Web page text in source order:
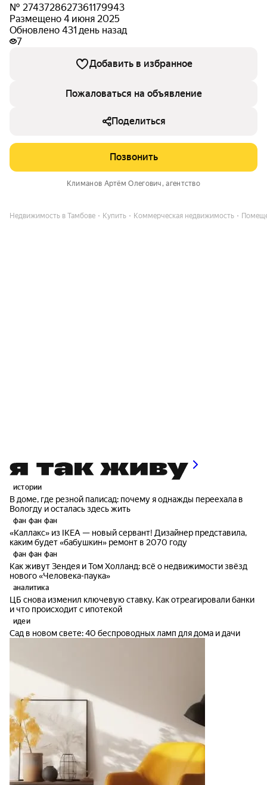
№ 2743728627361179943
Размещено 4 июня 2025
Обновлено 431 день назад
7
Добавить в избранное
Пожаловаться на объявление
Поделиться
Позвонить
Климанов Артём Олегович , агентство
Недвижимость в Тамбове Купить Коммерческая недвижимость
истории
В доме, где резной палисад: почему я однажды переехала в
Вологду и осталась здесь жить
фан фан фан
«Каллакс» из IKEA — новый сервант! Дизайнер представила,
каким будет «бабушкин» ремонт в 2070 году
фан фан фан
Как живут Зендея и Том Холланд: всё о недвижимости звёзд
нового «Человека-паука»
аналитика
ЦБ снова изменил ключевую ставку. Как отреагировали банки
и что происходит с ипотекой
идеи
Сад в новом свете: 40 беспроводных ламп для дома и дачи